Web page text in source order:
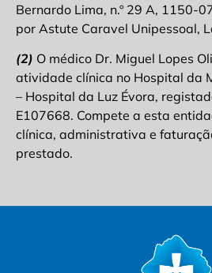
Bernardo Lima, n.º 29 A, 1150-
por Astute Caravel Unipessoal,
(2) O médico Dr. Miguel Lopes
atividade clínica no Hospital da
– Hospital da Luz Évora,
E107668. Compete a esta
clínica, administrativa e
prestado.